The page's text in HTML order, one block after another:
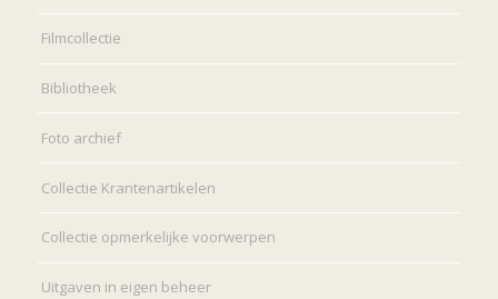
Filmcollectie
Bibliotheek
Foto archief
Collectie Krantenartikelen
Collectie opmerkelijke voorwerpen
Uitgaven in eigen beheer